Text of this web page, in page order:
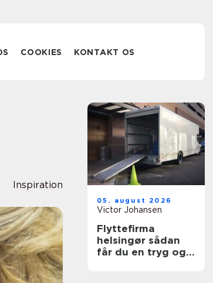
COOKIES KONTAKT OS
Inspiration
05. august 2026
Victor Johansen
Flyttefirma
helsingør sådan
får du en tryg og